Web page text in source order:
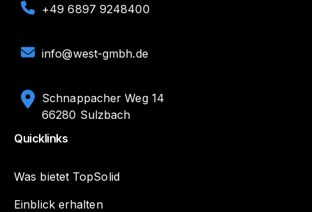
+49 6897 9248400
info@west-gmbh.de
Schnappacher Weg 14
66280 Sulzbach
Quicklinks
Was bietet TopSolid
Einblick erhalten